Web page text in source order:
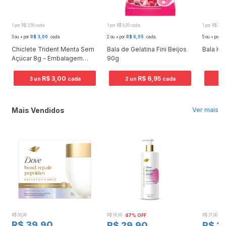
1 por R$ 3,50 cada
3 ou + por R$ 3,00 cada
Chiclete Trident Menta Sem
Açúcar 8g - Embalagem
3 un R$ 3,00 cada
1 por R$ 9,95 cada
2 ou + por R$ 6,95 cada
Bala de Gelatina Fini Beijos
90g
2 un R$ 6,95 cada
1 por R$
5 ou + por
Bala
Ver mais
Mais Vendidos
R$ 56,90 R$ 56,90 47% OFF R$ 31,90